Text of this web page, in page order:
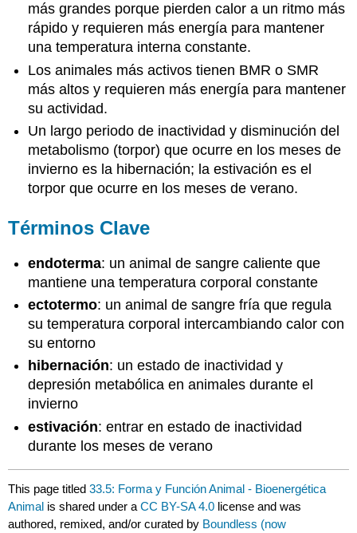
más grandes porque pierden calor a un ritmo más
rápido y requieren más energía para mantener
una temperatura interna constante.
Los animales más activos tienen BMR o SMR
más altos y requieren más energía para mantener
su actividad.
Un largo periodo de inactividad y disminución del
metabolismo (torpor) que ocurre en los meses de
invierno es la hibernación; la estivación es el
torpor que ocurre en los meses de verano.
Términos Clave
endoterma: un animal de sangre caliente que
mantiene una temperatura corporal constante
ectotermo: un animal de sangre fría que regula
su temperatura corporal intercambiando calor con
su entorno
hibernación: un estado de inactividad y
depresión metabólica en animales durante el
invierno
estivación: entrar en estado de inactividad
durante los meses de verano
This page titled33.5: Forma y Función Animal - Bioenergética
Animal is shared under aCC BY-SA 4.0 license and was
authored, remixed, and/or curated by Boundless (now